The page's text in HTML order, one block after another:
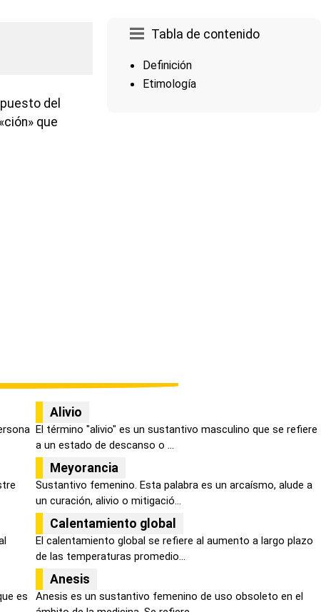
Tabla de contenido
Definición
Etimología
del
que
Alivio
El término "alivio" es un sustantivo masculino que se refiere
a un estado de descanso o ...
Meyorancia
Sustantivo femenino. Esta palabra es un arcaísmo, alude a
un curación, alivio o mitigació...
Calentamiento global
El calentamiento global se refiere al aumento a largo plazo
de las temperaturas promedio...
es
Anesis
Anesis es un sustantivo femenino de uso obsoleto en el